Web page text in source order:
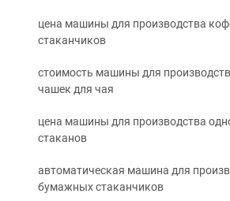
цена машины для производства
стаканчиков
стоимость машины для
чашек для чая
цена машины для производства
стаканов
автоматическая машина для
бумажных стаканчиков